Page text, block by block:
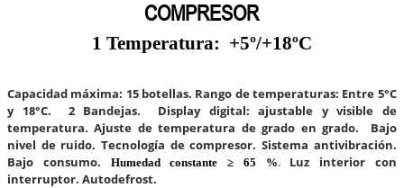
COMPRESOR
1 Temperatura: +5º/+18ºC
Capacidad máxima: 15 botellas. Rango de temperaturas: Entre 5°C
y 18°C. 2 Bandejas. Display digital: ajustable y visible de
temperatura.Ajuste de temperatura de grado en grado. Bajo
nivel de ruido.Tecnología de compresor.Sistema antivibración.
Bajo consumo.
Humedad constante ≥ 65 %.
Luz interior con
interruptor. Autodefrost.